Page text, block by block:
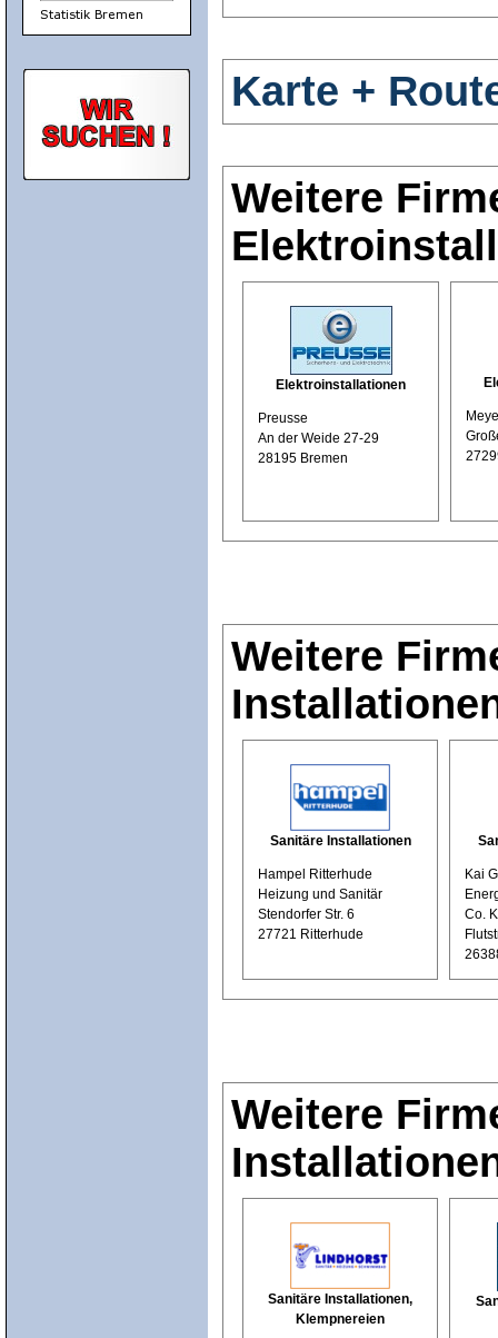
Karte +
Weitere
Elektroinstallationen
Preusse
An der Weide 27-29
28195 Bremen
Weitere
Sanitäre Installationen
Hampel Ritterhude
Heizung und Sanitär
Stendorfer Str. 6
27721 Ritterhude
Kai
Co.
Weitere
Sanitäre Installationen,
Klempnereien